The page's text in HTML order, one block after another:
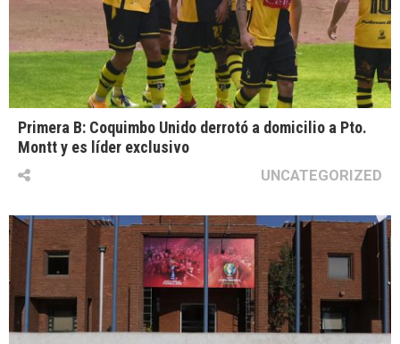
Primera B: Coquimbo Unido derrotó a domicilio a Pto.
Montt y es líder exclusivo
UNCATEGORIZED